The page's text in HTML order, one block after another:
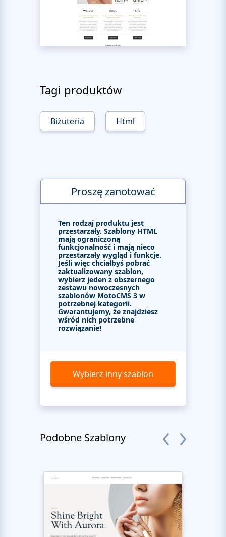
Tagi produktów
Biżuteria Html
Proszę zanotować
Ten rodzaj produktu jest
przestarzały. Szablony HTML
mają ograniczoną
funkcjonalność i mają nieco
przestarzały wygląd i funkcje.
Jeśli więc chciałbyś pobrać
zaktualizowany szablon,
wybierz jeden z obszernego
zestawu nowoczesnych
szablonów MotoCMS 3 w
potrzebnej kategorii.
Gwarantujemy, że znajdziesz
wśród nich potrzebne
rozwiązanie!
Wybierz inny szablon
Podobne Szablony